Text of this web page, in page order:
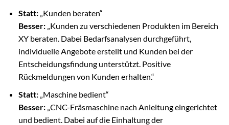
Statt:„Kunden beraten“
Besser:„Kunden zu verschiedenen Produkten im Bereich
XY beraten. Dabei Bedarfsanalysen durchgeführt,
individuelle Angebote erstellt und Kunden bei der
Entscheidungsfindung unterstützt. Positive
Rückmeldungen von Kunden erhalten.“
Statt:„Maschine bedient“
Besser:„CNC-Fräsmaschine nach Anleitung eingerichtet
und bedient. Dabei auf die Einhaltung der